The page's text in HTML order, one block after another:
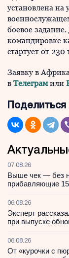
установлена на
боевое
командировке
стартует от 230
Заявку в
в Телеграмили
07.08.26
Выше чек — без
прибавляющие
06.08.26
Эксперт
при выпуске
06.08.26
От «курочки с